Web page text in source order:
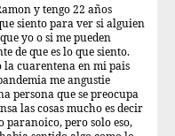
y tengo 22 años
siento para ver si alguien
yo o si me pueden
de que es lo que siento.
la cuarentena en mi pais
me angustie
persona que se preocupa
las cosas mucho es decir
paranoico, pero solo eso,